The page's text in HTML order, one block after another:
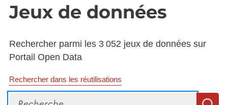
Jeux de données
Rechercher parmi les 3 052 jeux de données sur
Portail Open Data
Rechercher dans les réutilisations
Recherche